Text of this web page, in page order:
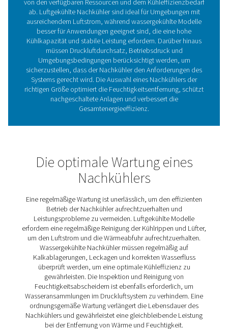
Vorteile des Einsatzes von
Nachkühlern in
Druckluftsystemen
Die Investition in den richtigen Nachkühler
effiziente Feuchtigkeitsentfernung, schützt wertvolle
erhöht die Zuverlässigkeit Ihres Druckluftsystems. Die
wichtigsten Vorteile sind:
pneumatischen Geräten verursachen können.
Kühlt Druckluft, bevor sie in Trockner und Filter
deren Leistung und Lebensdauer verbessert werden.
3. Schützt nachgeschaltete Geräte
Reduziert den Verschleiß vonVentilen, Zylindern und
Druckluftwerkzeugenund verlängert deren
4. Verbessert die Druckluftqualität
Verringert das Risiko derBildung von Verunreinigungen
Feuchtigkeitund sorgt so für sauberere Druckluft für
empfindliche Anwendungen.